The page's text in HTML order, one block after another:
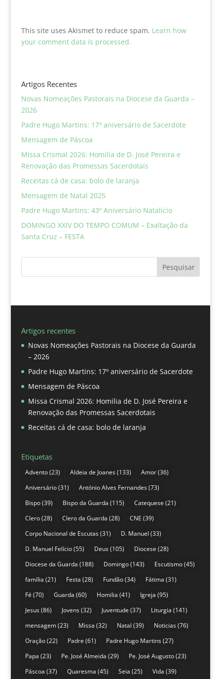
This site uses Akismet to reduce spam. Learn how
your comment data is processed.
Artigos Recentes
Novas Nomeações Pastorais na Diocese da Guarda –
2026
Padre Hugo Martins: 17º aniversário de Sacerdote
Mensagem de Páscoa
Missa Crismal 2026: Homilia de D. José Pereira e
Renovação das Promessas Sacerdotais
Receitas cá de casa: bolo de laranja
Mensagem de Natal 2025
Padre Hugo Martins: 43º Aniversário Natalício
DOMINGO XXIV DO TEMPO COMUM – Exaltação da
Santa Cruz – FESTA
Pesquisar
Artigos recentes
Novas Nomeações Pastorais na Diocese da Guarda
– 2026
Padre Hugo Martins: 17º aniversário de Sacerdote
Mensagem de Páscoa
Missa Crismal 2026: Homilia de D. José Pereira e
Renovação das Promessas Sacerdotais
Receitas cá de casa: bolo de laranja
Etiquetas
Advento(23) Aldeia de Joanes(133) Amor(36)
Aniversário(31) António Alves Fernandes(73)
Bispo(39) Bispo da Guarda (115) Catequese (21)
Clero(28) Clero da Guarda (28) CNE (39)
Corpo Nacional de Escutas(31) D. Manuel (33)
D. Manuel Felício(55) Deus(105) Diocese (28)
Diocese da Guarda (188) Domingo(143) Escutismo(45)
família (21) Festa (28) Fundão(34) Fátima (31)
Fé (70) Guarda (60) Homilia (41) Igreja (95)
Jesus(86) Jovens(32) Juventude (37) Liturgia (141)
mensagem(23) Missa (32) Natal (39) Noticias(76)
Oração(22) Padre (61) Padre Hugo Martins(27)
Papa (23) Pe. José Almeida (29) Pe. José Augusto(23)
Páscoa (37) Quaresma (45) Seia (25) Vida (39)